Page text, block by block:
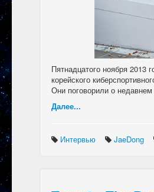
Пятнадцатого ноября 2013
корейского
Они поговорили о
Далее...
Интервью JaeDong